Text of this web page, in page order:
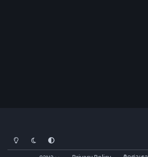
โหมดสว่างโหมดมืด การตั้งค่าระบบ